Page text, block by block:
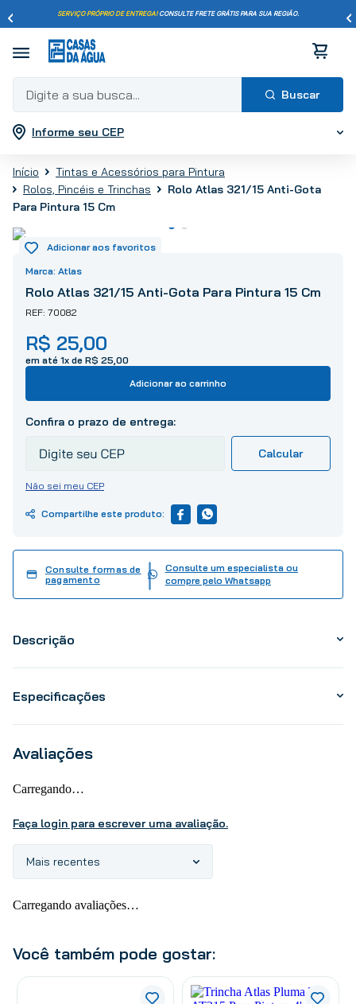
SERVIÇO PRÓPRIO DE ENTREGA!CONSULTE FRETE GRÁTIS PARA SUA REGIÃO.
Digite a sua busca...
Informe seu CEP
Tintas e Acessórios para Pintura
Rolos, Pincéis e Trinchas
Rolo Atlas 321/15 Anti-Gota
Para Pintura 15 Cm
Atlas
Rolo Atlas 321/15 Anti-Gota Para Pintura 15 Cm
70082
R$ 25,00
em até 1x de R$ 25 00
Adicionar ao carrinho
Não sei meu CEP
Consulte formas de
pagamento
Consulte um especialista ou
compre pelo Whatsapp
Descrição
Especificações
Avaliações
Carregando…
Faça login para escrever uma avaliação.
Mais recentes
Carregando avaliações…
Você também pode gostar:
Termos mais buscados
2
porcelanato
3º
piso
5
º
vaso sanitário
6º
torneira
7º
chuveiro
8º
cimento
9º
telha
10º tinta